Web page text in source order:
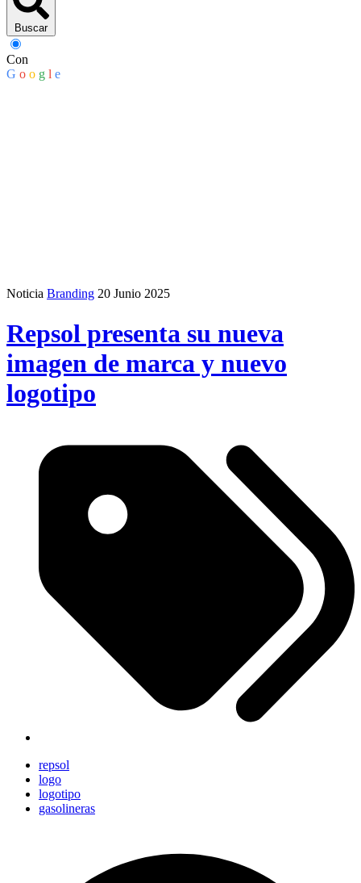
Buscar
Con
G o o g l e
Noticia Branding 20 Junio 2025
Repsol presenta su nueva
imagen de marca y nuevo
logotipo
repsol
logo
logotipo
gasolineras